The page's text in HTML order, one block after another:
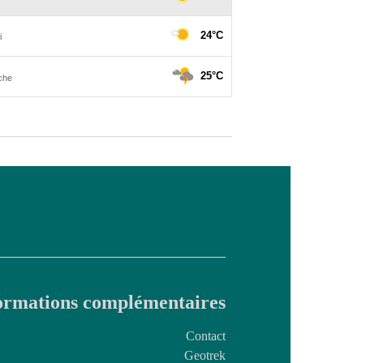
complémentaires
Contact
Geotrek